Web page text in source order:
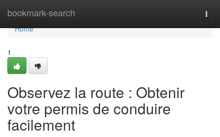
bookmark-search
Home
Home
1
Observez la route : Obtenir
votre permis de conduire
facilement